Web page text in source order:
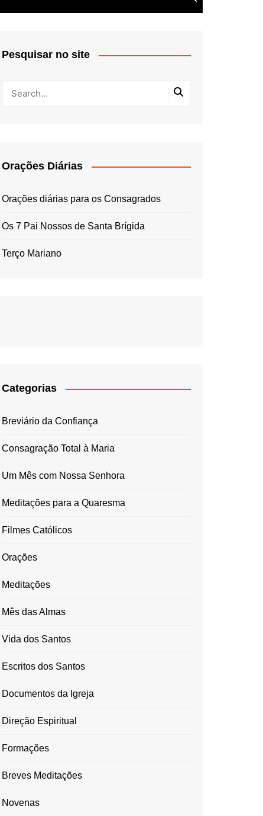
Pesquisar no site
Orações Diárias
Orações diárias para os Consagrados
Os 7 Pai Nossos de Santa Brígida
Terço Mariano
Categorias
Breviário da Confiança
Consagração Total à Maria
Um Mês com Nossa Senhora
Meditações para a Quaresma
Filmes Católicos
Orações
Meditações
Mês das Almas
Vida dos Santos
Escritos dos Santos
Documentos da Igreja
Direção Espiritual
Formações
Breves Meditações
Novenas